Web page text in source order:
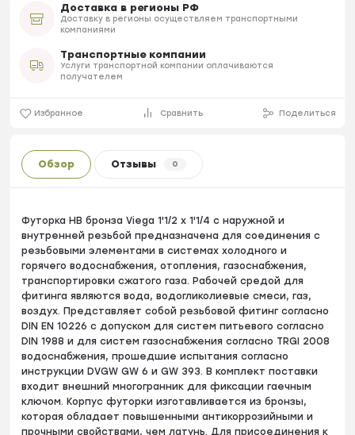
Доставка в регионы РФ
Доставку в регионы осуществляем транспортными
компаниями
Транспортные компании
Услуги транспортной компании оплачиваются
получателем
Избранное Сравнить Поделиться
Обзор Отзывы 0
Футорка HB бронза Viega 1'1/2 х 1'1/4 с наружной и
внутренней резьбой предназначена для соединения с
резьбовыми элементами в системах холодного и
горячего водоснабжения, отопления, газоснабжения,
транспортировки сжатого газа. Рабочей средой для
фитинга являются вода, водогликолиевые смеси, газ,
воздух. Представляет собой резьбовой фитинг согласно
DIN EN 10226 с допуском для систем питьевого согласно
DIN 1988 и для систем газоснабжения согласно TRGI 2008
водоснабжения, прошедшие испытания согласно
инструкции DVGW GW 6 и GW 393. В комплект поставки
входит внешний многогранник для фиксации гаечным
ключом. Корпус футорки изготавливается из бронзы,
которая обладает повышенными антикоррозийными и
прочными свойствами, чем латунь. Для присоединения к